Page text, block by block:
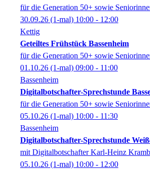
für die Generation 50+ sowie
30.09.26 (1-mal) 10:00 - 12:00
Kettig
Geteiltes Frühstück Bassenheim
für die Generation 50+ sowie
01.10.26 (1-mal) 09:00 - 11:00
Bassenheim
Digitalbotschafter-Sprechstunde
für die Generation 50+ sowie
05.10.26 (1-mal) 10:00 - 11:30
Bassenheim
Digitalbotschafter-Sprechstunde
mit Digitalbotschafter Karl-Heinz
05.10.26 (1-mal) 10:00 - 12:00